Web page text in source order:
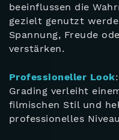
beeinflussen die
gezielt genutzt
Spannung, Freude
verstärken.
Professioneller Look
Grading verleiht
filmischen Stil und
professionelles